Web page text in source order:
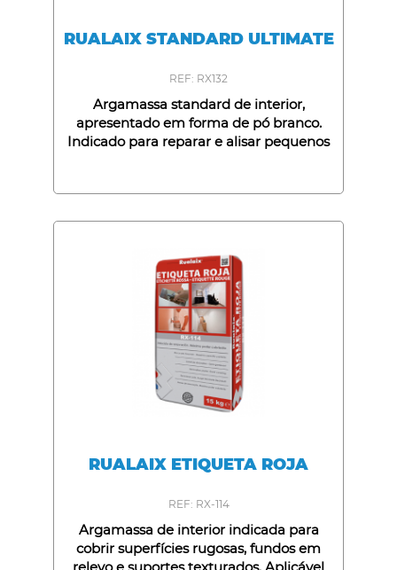
RUALAIX STANDARD ULTIMATE
REF: RX132
Argamassa standard de interior,
apresentado em forma de pó branco.
Indicado para reparar e alisar pequenos
cartonado, madeira e tinta plástica.
RUALAIX ETIQUETA ROJA
REF: RX-114
Argamassa de interior indicada para
cobrir superfícies rugosas, fundos em